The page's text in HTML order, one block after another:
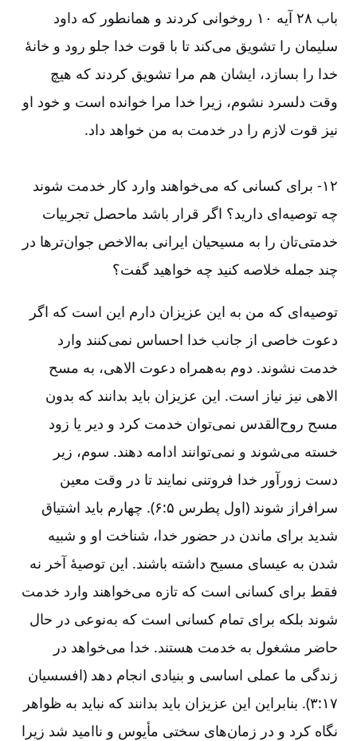
باب ۲۸ آیه ۱۰ روخوانی کردند و همانطور که داود
سلیمان را تشویق می‌‌کند تا با قوت خدا جلو رود و خانۀ
خدا را بسازد، ایشان هم مرا تشویق کردند که هیچ
وقت دلسرد نشوم، زیرا خدا مرا خوانده‌‌ است و خود او
نیز قوت لازم را در خدمت به من خواهد داد.
۱۲-‏‏‏‏ برای کسانی که می‌‌خواهند وارد کار خدمت شوند
چه توصیه‌‌ای دارید؟ اگر قرار باشد ماحصل تجربیات
خدمتی‌‌‌‌تان را به مسیحیان ایرانی به‌‌الاخص جوان‌‌ترها در
چند جمله خلاصه کنید چه خواهید گفت؟
توصیه‌‌ای که من به این عزیزان دارم این است که اگر
دعوت خاصی از جانب خدا احساس نمی‌‌کنند وارد
خدمت نشوند. دوم به‌‌همراه دعوت الاهی، به مسح
الاهی نیز نیاز است. این عزیزان باید بدانند که بدون
مسح روح‌‌القدس نمی‌‌توان خدمت کرد و دیر یا زود
خسته می‌‌شوند و نمی‌‌توانند ادامه دهند. سوم، زیر
دست زورآور خدا فروتنی نمایند تا در وقت معین
سرافراز شوند (اول پطرس ۵:‏۶). چهارم باید اشتیاق
شدید برای ماندن در حضور خدا، شناخت او و شبیه
شدن به عیسای مسیح داشته باشند. این توصیۀ آخر نه
فقط برای کسانی است که تازه می‌‌خواهند وارد خدمت
شوند بلکه برای تمام کسانی است که به‌‌نوعی در حال
حاضر مشغول به خدمت هستند. خدا می‌‌خواهد در
زندگی ما عملی اساسی و بنیادی انجام دهد (افسسیان
۳‌‌:‌‌۱۷). بنابراین این عزیزان باید بدانند که نباید به ظواهر
نگاه کرد و در زمان‌‌های سختی مأیوس و ناامید شد زیرا